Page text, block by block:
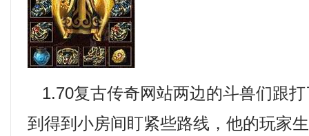
1.70复古传奇网站两边的斗兽们跟
到得到小房间盯紧些路线，他的玩家